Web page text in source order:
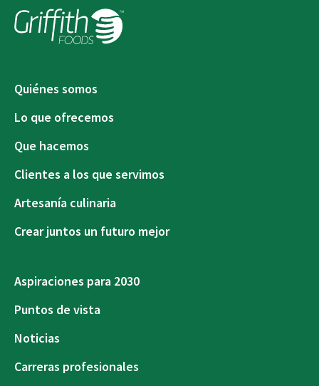
Quiénes somos
Lo que ofrecemos
Que hacemos
Clientes a los que servimos
Artesanía culinaria
Crear juntos un futuro mejor
Aspiraciones para 2030
Puntos de vista
Noticias
Carreras profesionales